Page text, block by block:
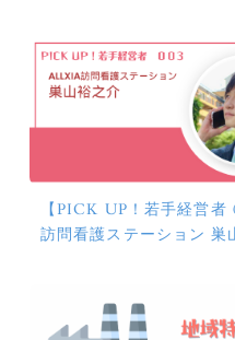
【PICK UP！若手経営
訪問看護ステーション 巣